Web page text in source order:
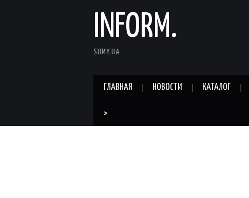
INFORM.
SUMY.UA
ГЛАВНАЯ НОВОСТИ КАТАЛОГ
>